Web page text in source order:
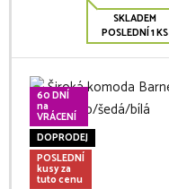
SKLADEM
POSLEDNÍ 1 KS
60 DNÍ
na
VRÁCENÍ
DOPRODEJ
POSLEDNÍ
kusy za
tuto cenu